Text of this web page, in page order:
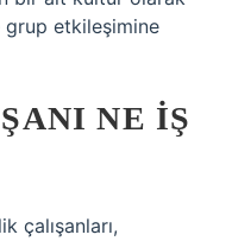
grup etkileşimine
NE IŞ
çalışanları,